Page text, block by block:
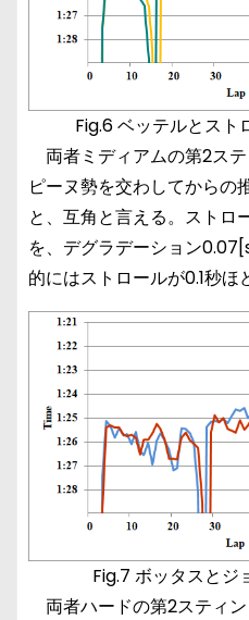
Fig.6 ベッテルとスト
両者ミディアムの第2ス
ピーヌ勢を交わしてからの
と、互角と言える。ストロ
を、デグラデーション
的にはストロールが0.1秒ほ
Fig.7 ボッタスとジ
両者ハードの第2スティ